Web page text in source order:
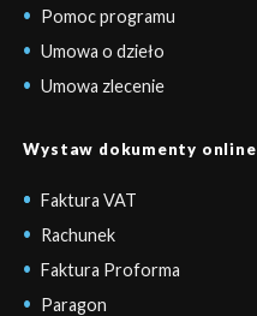
Pomoc programu
Umowa o dzieło
Umowa zlecenie
Wystaw dokumenty online
Faktura VAT
Rachunek
Faktura Proforma
Paragon